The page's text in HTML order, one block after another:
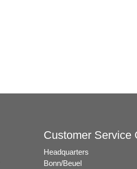
Customer Service
Headquarters
Bonn/Beuel